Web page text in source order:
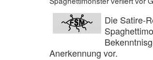
Die Satire-
Anerkennung vor.